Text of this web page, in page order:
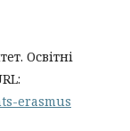
Освітні
erasmus